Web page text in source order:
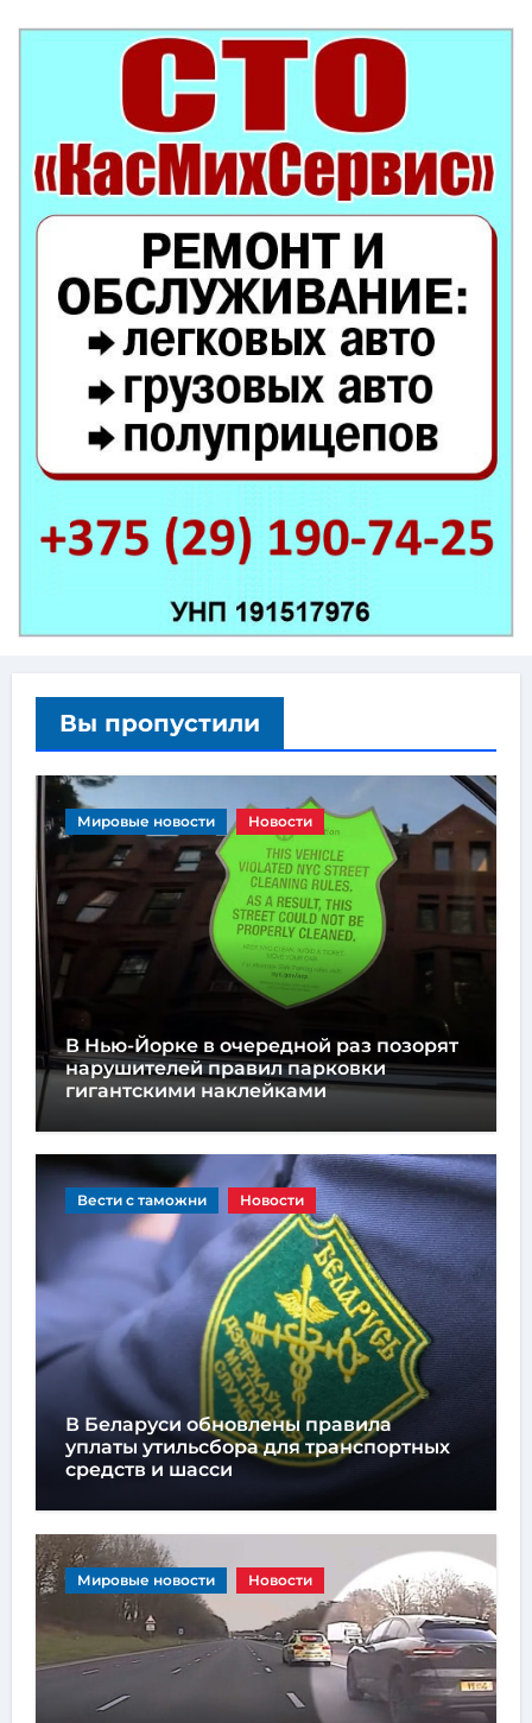
Вы пропустили
Мировые новости Новости
В Нью-Йорке в очередной раз позорят
нарушителей правил парковки
гигантскими наклейками
Вести с таможни Новости
В Беларуси обновлены правила
уплаты утильсбора для транспортных
средств и шасси
Мировые новости Новости